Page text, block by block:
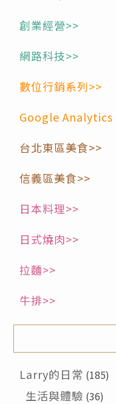
創業經營>>
網路科技>>
數位行銷系列>>
Google Analytics
台北東區美食>>
信義區美食>>
日本料理>>
日式燒肉>>
拉麵>>
牛排>>
Larry的日常 (185)
生活與體驗 (36)